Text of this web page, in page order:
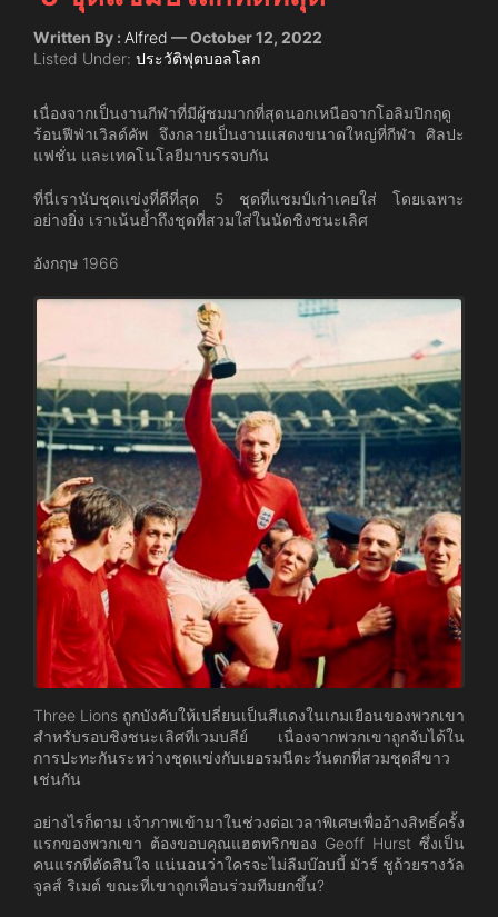
Written By : Alfred — October 12, 2022
Listed Under: ประวัติฟุตบอลโลก
เนื่องจากเป็นงานกีฬาที่มีผู้ชมมากที่สุดนอกเหนือจากโอลิมปิกฤดู
ร้อนฟีฟ่าเวิลด์คัพ จึงกลายเป็นงานแสดงขนาดใหญ่ที่กีฬา ศิลปะ
แฟชั่น และเทคโนโลยีมาบรรจบกัน
ที่นี่เรานับชุดแข่งที่ดีที่สุด 5 ชุดที่แชมป์เก่าเคยใส่ โดยเฉพาะ
อย่างยิ่ง เราเน้นย้ำถึงชุดที่สวมใส่ในนัดชิงชนะเลิศ
อังกฤษ 1966
Three Lions ถูกบังคับให้เปลี่ยนเป็นสีแดงในเกมเยือนของพวกเขา
สำหรับรอบชิงชนะเลิศที่เวมบลีย์ เนื่องจากพวกเขาถูกจับได้ใน
การปะทะกันระหว่างชุดแข่งกับเยอรมนีตะวันตกที่สวมชุดสีขาว
เช่นกัน
อย่างไรก็ตาม เจ้าภาพเข้ามาในช่วงต่อเวลาพิเศษเพื่ออ้างสิทธิ์ครั้ง
แรกของพวกเขา ต้องขอบคุณแฮตทริกของ Geoff Hurst ซึ่งเป็น
คนแรกที่ตัดสินใจ แน่นอนว่าใครจะไม่ลืมบ๊อบบี้ มัวร์ ชูถ้วยรางวัล
จูลส์ ริเมต์ ขณะที่เขาถูกเพื่อนร่วมทีมยกขึ้น?